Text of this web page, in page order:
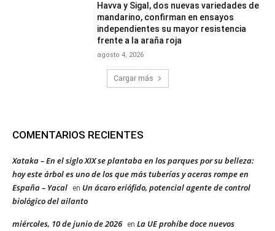
Havva y Sigal, dos nuevas variedades de
mandarino, confirman en ensayos
independientes su mayor resistencia
frente a la araña roja
agosto 4, 2026
Cargar más
COMENTARIOS RECIENTES
Xataka – En el siglo XIX se plantaba en los parques por su belleza:
hoy este árbol es uno de los que más tuberías y aceras rompe en
España – Yacal
en Un ácaro eriófido, potencial agente de control
biológico del ailanto
miércoles, 10 de junio de 2026 en La UE prohíbe doce nuevos